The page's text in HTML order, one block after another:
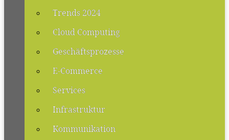
Trends 2024
Cloud Computing
Geschäftsprozesse
E-Commerce
Services
Infrastruktur
Kommunikation